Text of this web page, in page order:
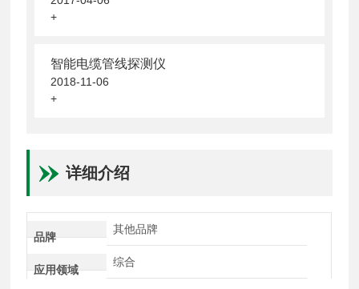
+
智能电缆管线探测仪
2018-11-06
+
详细介绍
品牌
其他品牌
应用领域
综合